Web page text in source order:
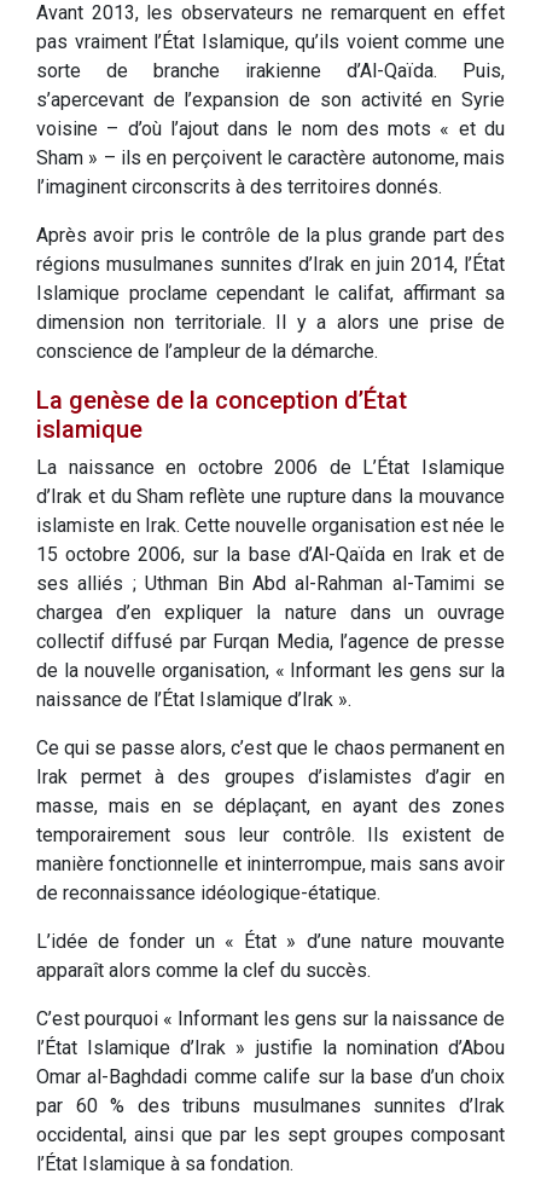
Avant 2013, les observateurs ne remarquent en effet
pas vraiment l’État Islamique, qu’ils voient comme une
sorte de branche irakienne d’Al-Qaïda. Puis,
s’apercevant de l’expansion de son activité en Syrie
voisine – d’où l’ajout dans le nom des mots « et du
Sham » – ils en perçoivent le caractère autonome, mais
l’imaginent circonscrits à des territoires donnés.
Après avoir pris le contrôle de la plus grande part des
régions musulmanes sunnites d’Irak en juin 2014, l’État
Islamique proclame cependant le califat, affirmant sa
dimension non territoriale. Il y a alors une prise de
conscience de l’ampleur de la démarche.
La genèse de la conception d’État
islamique
La naissance en octobre 2006 de L’État Islamique
d’Irak et du Sham reflète une rupture dans la mouvance
islamiste en Irak. Cette nouvelle organisation est née le
15 octobre 2006, sur la base d’Al-Qaïda en Irak et de
ses alliés ; Uthman Bin Abd al-Rahman al-Tamimi se
chargea d’en expliquer la nature dans un ouvrage
collectif diffusé par Furqan Media, l’agence de presse
de la nouvelle organisation, « Informant les gens sur la
naissance de l’État Islamique d’Irak ».
Ce qui se passe alors, c’est que le chaos permanent en
Irak permet à des groupes d’islamistes d’agir en
masse, mais en se déplaçant, en ayant des zones
temporairement sous leur contrôle. Ils existent de
manière fonctionnelle et ininterrompue, mais sans avoir
de reconnaissance idéologique-étatique.
L’idée de fonder un « État » d’une nature mouvante
apparaît alors comme la clef du succès.
C’est pourquoi « Informant les gens sur la naissance de
l’État Islamique d’Irak » justifie la nomination d’Abou
Omar al-Baghdadi comme calife sur la base d’un choix
par 60 % des tribuns musulmanes sunnites d’Irak
occidental, ainsi que par les sept groupes composant
l’État Islamique à sa fondation.